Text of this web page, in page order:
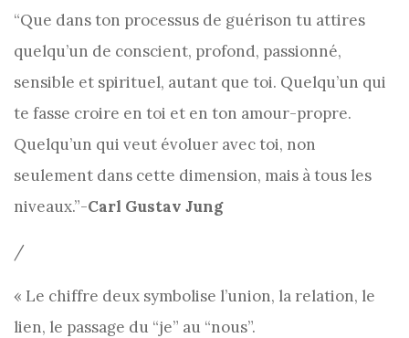
“Que dans ton processus de guérison tu attires
quelqu’un de conscient, profond, passionné,
sensible et spirituel, autant que toi. Quelqu’un qui
te fasse croire en toi et en ton amour-propre.
Quelqu’un qui veut évoluer avec toi, non
seulement dans cette dimension, mais à tous les
niveaux.”-Carl Gustav Jung
/
« Le chiffre deux symbolise l’union, la relation, le
lien, le passage du “je” au “nous”.